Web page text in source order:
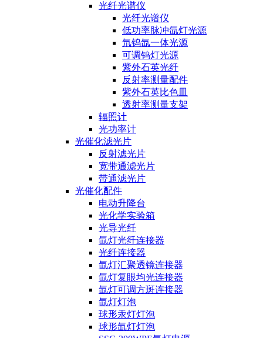
光纤光谱仪
光纤光谱仪
低功率脉冲氙灯光源
氘钨氙一体光源
可调钨灯光源
紫外石英光纤
反射率测量配件
紫外石英比色皿
透射率测量支架
辐照计
光功率计
光催化滤光片
反射滤光片
宽带通滤光片
带通滤光片
光催化配件
电动升降台
光化学实验箱
光导光纤
氙灯光纤连接器
光纤连接器
氙灯汇聚透镜连接器
氙灯复眼均光连接器
氙灯可调方斑连接器
氙灯灯泡
球形汞灯灯泡
球形氙灯灯泡